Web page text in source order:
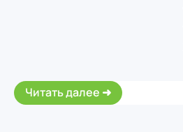
Читать далее